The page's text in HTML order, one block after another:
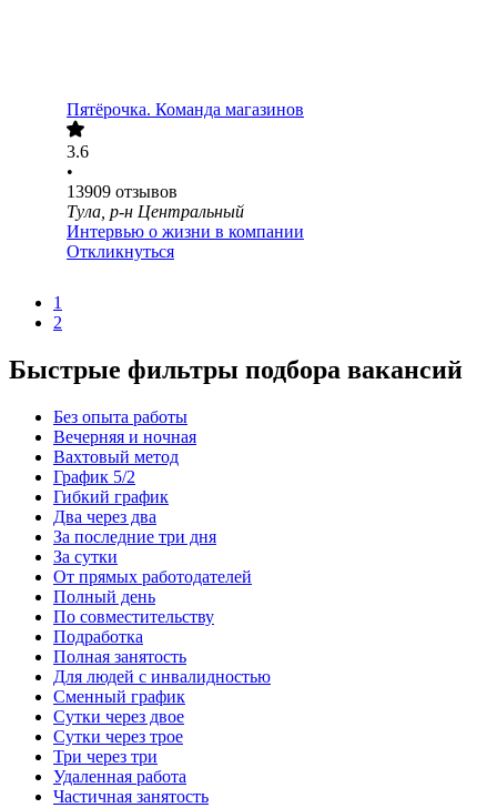
Пятёрочка. Команда магазинов
3.6
•
13909 отзывов
Тула, р-н Центральный
Интервью о жизни в компании
Откликнуться
1
2
Быстрые фильтры подбора вакансий
Без опыта работы
Вечерняя и ночная
Вахтовый метод
График 5/2
Гибкий график
Два через два
За последние три дня
За сутки
От прямых работодателей
Полный день
По совместительству
Подработка
Полная занятость
Для людей с инвалидностью
Сменный график
Сутки через двое
Сутки через трое
Три через три
Удаленная работа
Частичная занятость